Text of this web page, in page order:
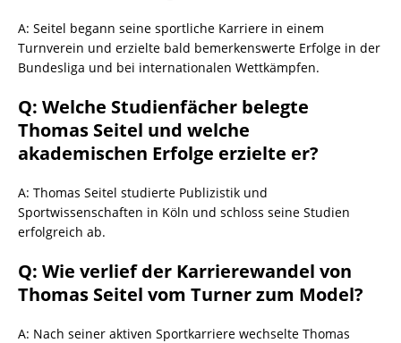
A: Seitel begann seine sportliche Karriere in einem
Turnverein und erzielte bald bemerkenswerte Erfolge in der
Bundesliga und bei internationalen Wettkämpfen.
Q: Welche Studienfächer belegte
Thomas Seitel und welche
akademischen Erfolge erzielte er?
A: Thomas Seitel studierte Publizistik und
Sportwissenschaften in Köln und schloss seine Studien
erfolgreich ab.
Q: Wie verlief der Karrierewandel von
Thomas Seitel vom Turner zum Model?
A: Nach seiner aktiven Sportkarriere wechselte Thomas